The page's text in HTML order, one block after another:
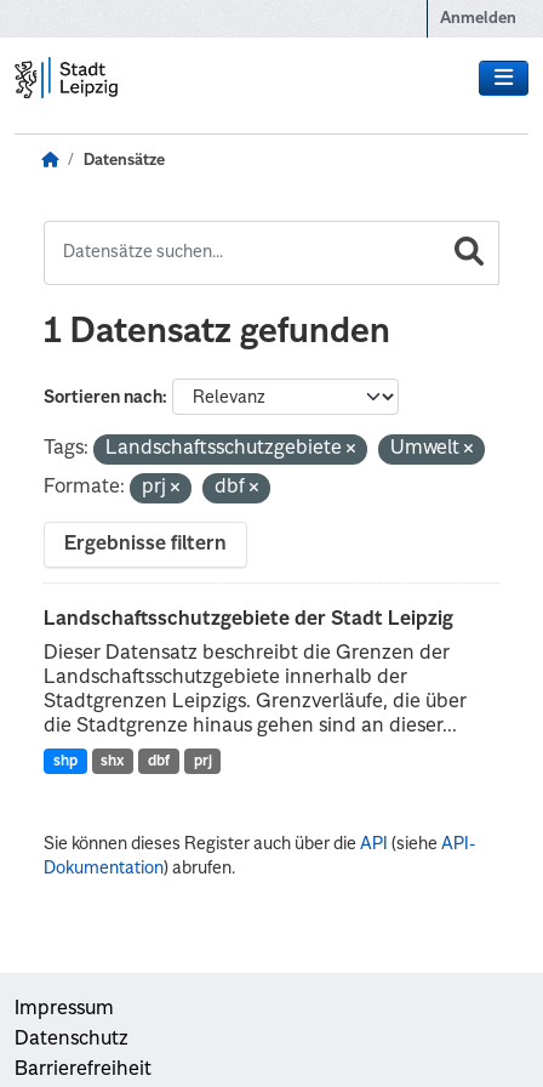
Anmelden
Datensätze
1 Datensatz gefunden
Sortieren nach
Tags: Landschaftsschutzgebiete
Umwelt
Formate:
prj dbf
Ergebnisse filtern
Landschaftsschutzgebiete der Stadt Leipzig
Dieser Datensatz beschreibt die Grenzen der
Landschaftsschutzgebiete innerhalb der
Stadtgrenzen Leipzigs. Grenzverläufe, die über
die Stadtgrenze hinaus gehen sind an dieser...
shp shx dbf prj
Sie können dieses Register auch über dieAPI (sieheAPI-
Dokumentation) abrufen.
Impressum
Datenschutz
Barrierefreiheit